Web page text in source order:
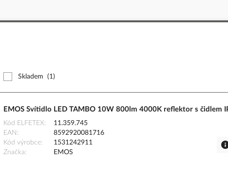
Skladem (1)
EMOS Svítidlo LED TAMBO 10W 800lm 4000K reflektor s čidlem
Kód ELFETEX
11.359.745
EAN
8592920081716
Kód výrobce
1531242911
Značka
EMOS